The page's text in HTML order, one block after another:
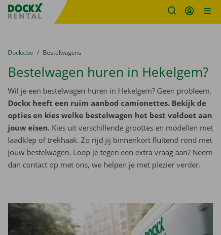
Fratello DEMO
U bevindt zich hier:
van
Dockx.be naar
Bestelwagens
Bestelwagen huren in Hekelgem?
Wil je een bestelwagen huren in Hekelgem? Geen probleem.
Dockx heeft een ruim aanbod camionettes. Bekijk de
opties en kies welke bestelwagen het best voldoet aan
jouw eisen. Kies uit verschillende groottes en modellen met
laadklep of trekhaak. Zo rijd jij binnenkort fluitend rond met
jouw bestelwagen. Loop je tegen een extra vraag aan? Neem
dan contact op met ons, we helpen je met plezier verder.